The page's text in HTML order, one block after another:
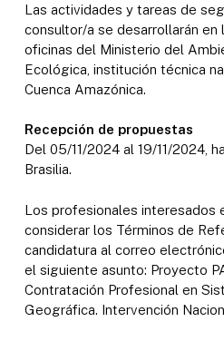
Las actividades y tareas de
consultor/a se desarrollarán en
oficinas del Ministerio del
Ecológica, institución técnica
Cuenca Amazónica.
Recepción de propuestas
Del 05/11/2024 al 19/11/2024,
Brasilia.
Los profesionales interesados
considerar los Términos de
candidatura al correo
el siguiente asunto: Proyecto
Contratación Profesional en
Geográfica. Intervención